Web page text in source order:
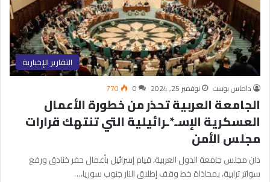
التقارير الإخبارية
داماس بوست نوفمبر 25, 2024 0
770
الجامعة العربية تحذر من خطورة الأعمال
العسكرية الإسـ*ـرائيلية التي تنتهك قرارات
مجلس الأمن
دان مجلس جامعة الدول العربية، قيام إسرائيل بأعمال حفر خنادق ورفع
سواتر ترابية، بمحاذاة خط وقف إطلاق النار جنوب سوريا،…